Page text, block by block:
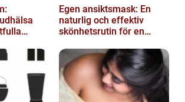
Egen ansiktsmask: En
naturlig och effektiv
skönhetsrutin för en